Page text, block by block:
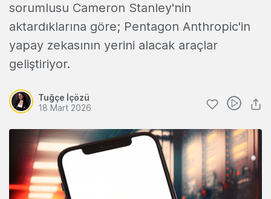
sorumlusu Cameron Stanley'nin
aktardıklarına göre; Pentagon Anthropic'in
yapay zekasının yerini alacak araçlar
geliştiriyor.
Tuğçe İçözü
18 Mart 2026